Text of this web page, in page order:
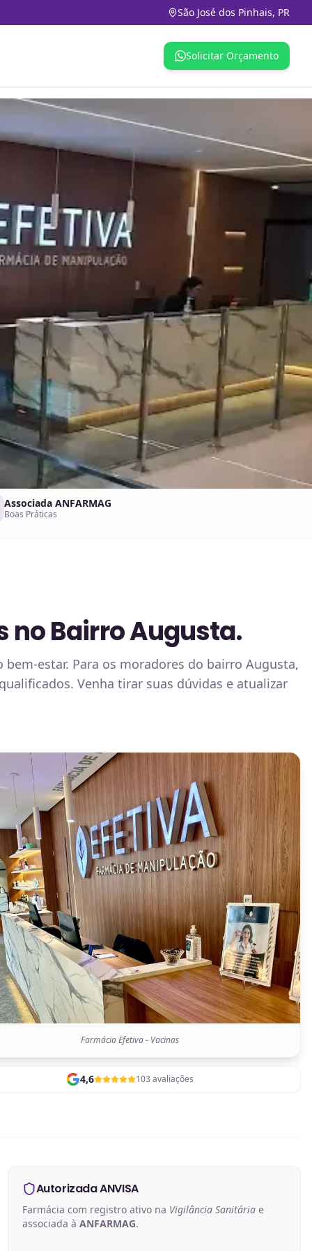
São José dos Pinhais, PR
Solicitar Orçamento
Associada ANFARMAG
Boas Práticas
no Bairro Augusta.
estar. Para os moradores do bairro Augusta,
Venha tirar suas dúvidas e atualizar
Farmácia Efetiva - Vacinas
4,6 103 avaliações
Autorizada ANVISA
Farmácia com registro ativo na Vigilância Sanitáriae
associada à ANFARMAG.